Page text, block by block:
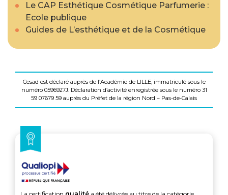
Le CAP Esthétique Cosmétique Parfumerie :
Ecole publique
Guides de L’esthétique et de la Cosmétique
Cesad est déclaré auprès de l’Académie de LILLE, immatriculé sous le
numéro 0596927J. Déclaration d’activité enregistrée sous le numéro 31
59 07679 59 auprès du Préfet de la région Nord – Pas-de-Calais